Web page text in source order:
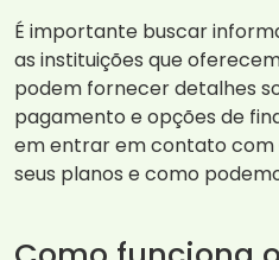
É importante buscar
as instituições que
podem fornecer detalhes
pagamento e opções de
em entrar em contato com
seus planos e como